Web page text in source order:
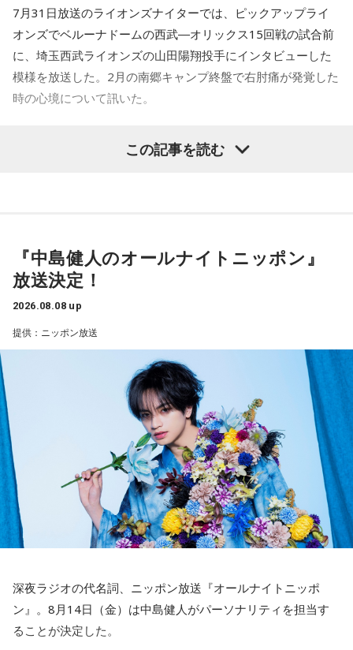
7月31日放送のライオンズナイターでは、ピックアップライ
オンズでベルーナドームの西武―オリックス15回戦の試合前
に、埼玉西武ライオンズの山田陽翔投手にインタビューした
模様を放送した。2月の南郷キャンプ終盤で右肘痛が発覚した
時の心境について訊いた。
しい成績だったかと思いますが、「求めすぎずに自分のやる
――過去2年の苦労は昨シーズンに活きていたということです
ね。
山田「活きていると思います。ウエイトトレーニングなどで
身体作りができたと思うので、結果を出さないといけないと
ころで出せたというのはよかったと思います」
――2月の南郷キャンプ終盤で右肘痛が発覚した時の心境を教
山田「痛かったですし、手術のタイミングはすごく悩んだの
ですが、3月9日に手術をさせていただいた。痛いままプレー
をしていても成績も上がらないですし、自分としても不安を
抱えながらプレーをするのは嫌だったので、できるだけ早く
手術をして、早く復帰ができるようにというので決断しまし
た」
山田「痛みがない範囲でできていたのですが、痛みの場所が
動いてしまって、数ミリでも痛みの場所が動くだけで痛みが
変わってくるので」
この記事を読む
『中島健人のオールナイトニッポン』
放送決定！
2026.08.08 up
提供：ニッポン放送
深夜ラジオの代名詞、ニッポン放送『オールナイトニッポ
ン』。8月14日（金）は中島健人がパーソナリティを担当す
ることが決定した。